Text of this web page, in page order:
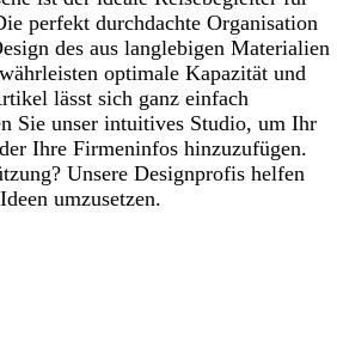
perfekt durchdachte Organisation
des aus langlebigen Materialien
optimale Kapazität und
lässt sich ganz einfach
Sie unser intuitives Studio, um Ihr
Ihre Firmeninfos hinzuzufügen.
Unsere Designprofis helfen
umzusetzen.